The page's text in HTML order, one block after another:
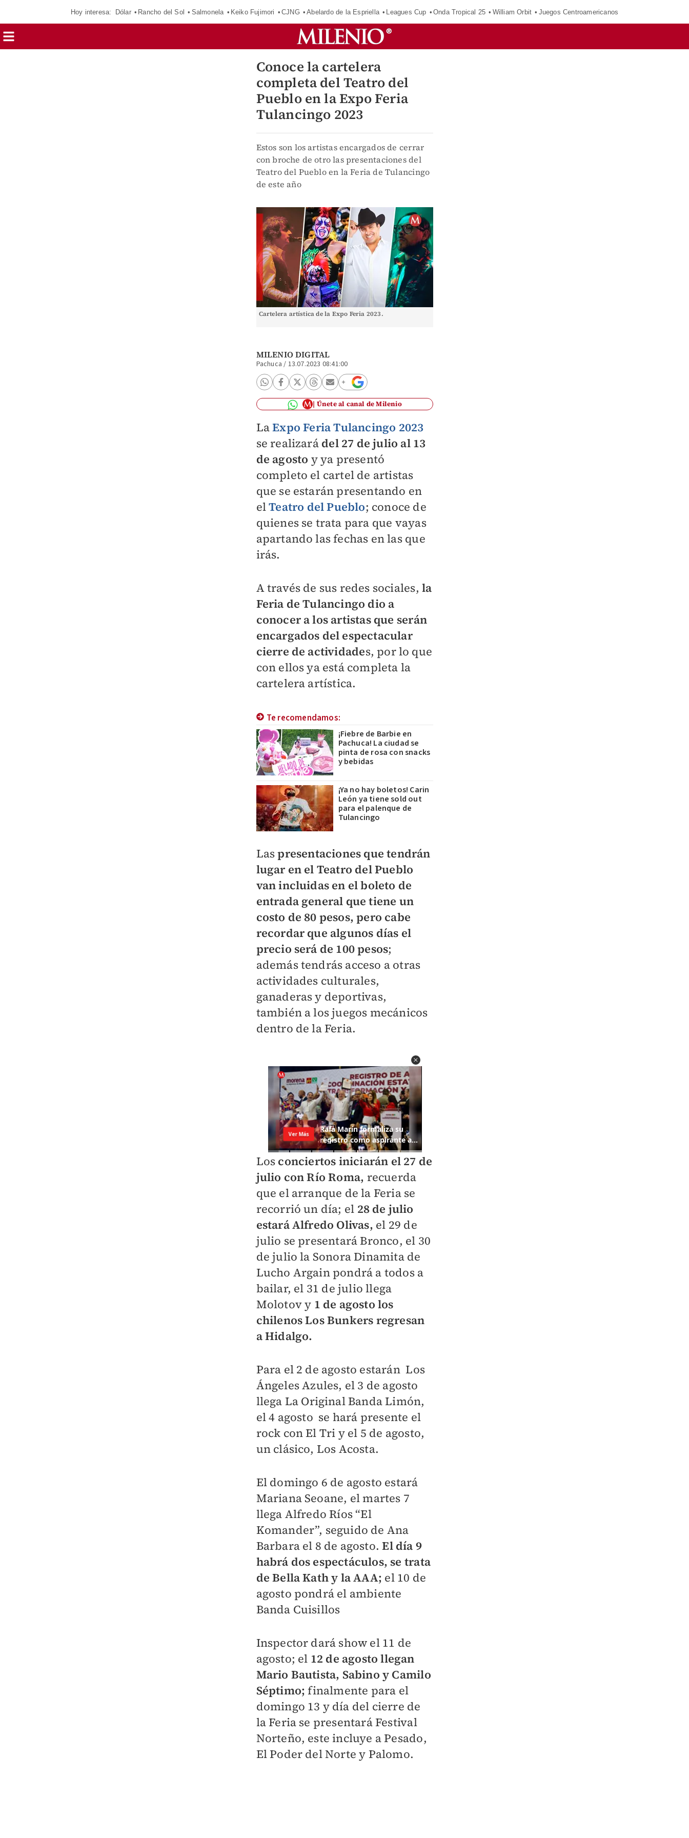
Hoy interesa: Dólar Rancho del Sol Salmonela Keiko Fujimori CJNG Abelardo de la Espriella Leagues Cup Onda Tropical 25 William Orbit Juegos Centroamericanos
Conoce la cartelera
completa del Teatro del
Pueblo en la Expo Feria
Tulancingo 2023
Estos son los artistas encargados de cerrar
con broche de otro las presentaciones del
Teatro del Pueblo en la Feria de Tulancingo
de este año
Cartelera artística de la Expo Feria 2023.
MILENIO DIGITAL
Pachuca / 13.07.2023 08:41:00
Únete al canal de Milenio
LaExpo Feria Tulancingo 2023
se realizará del 27 de julio al 13
de agosto y ya presentó
completo el cartel de artistas
que se estarán presentando en
elTeatro del Pueblo; conoce de
quienes se trata para que vayas
apartando las fechas en las que
irás.
A través de sus redes sociales, la
Feria de Tulancingo dio a
conocer a los artistas que serán
encargados del espectacular
cierre de actividades, por lo que
con ellos ya está completa la
cartelera artística.
Te recomendamos:
¡Fiebre de Barbie en
Pachuca! La ciudad se
pinta de rosa con snacks
y bebidas
¡Ya no hay boletos! Carin
León ya tiene sold out
para el palenque de
Tulancingo
Laspresentaciones que tendrán
lugar en el Teatro del Pueblo
van incluidas en el boleto de
entrada general que tiene un
costo de 80 pesos, pero cabe
recordar que algunos días el
precio será de 100 pesos;
además tendrás acceso a otras
actividades culturales,
ganaderas y deportivas,
también a los juegos mecánicos
dentro de la Feria.
Los conciertos iniciarán el 27 de
julio con Río Roma, recuerda
que el arranque de la Feria se
recorrió un día; el 28 de julio
estará Alfredo Olivas, el 29 de
julio se presentará Bronco, el 30
de julio la Sonora Dinamita de
Lucho Argain pondrá a todos a
bailar, el 31 de julio llega
Molotov y 1 de agosto los
chilenos Los Bunkers regresan
a Hidalgo.
Para el 2 de agosto estarán Los
Ángeles Azules, el 3 de agosto
llega La Original Banda Limón,
el4 agosto se hará presente el
rock con El Tri y el 5 de agosto,
un clásico, Los Acosta.
El domingo 6 de agosto estará
Mariana Seoane, el martes 7
llega Alfredo Ríos “El
Komander”, seguido de Ana
Barbara el 8 de agosto.El día 9
habrá dos espectáculos, se trata
de Bella Kath y la AAA; el 10 de
agosto pondrá el ambiente
Banda Cuisillos
Inspector dará show el 11 de
agosto; el 12 de agosto llegan
Mario Bautista, Sabino y Camilo
Séptimo;finalmente para el
domingo 13 y día del cierre de
la Feria se presentará Festival
Norteño, este incluye a Pesado,
El Poder del Norte y Palomo.